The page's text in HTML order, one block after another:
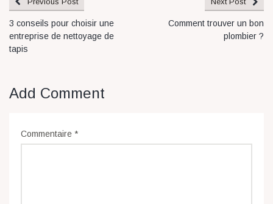
3 conseils pour choisir une
entreprise de nettoyage de
tapis
Comment trouver un bon
plombier ?
Add Comment
Commentaire *